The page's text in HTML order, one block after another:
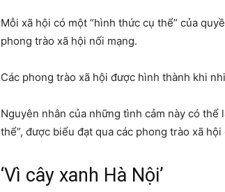
Mỗi xã hội có một “hình thức cụ thể” của
phong trào xã hội nối mạng.
Các phong trào xã hội được hình thành khi
Nguyên nhân của những tình cảm này có
thể”, được biểu đạt qua các phong trào xã
‘Vì cây xanh Hà Nội’